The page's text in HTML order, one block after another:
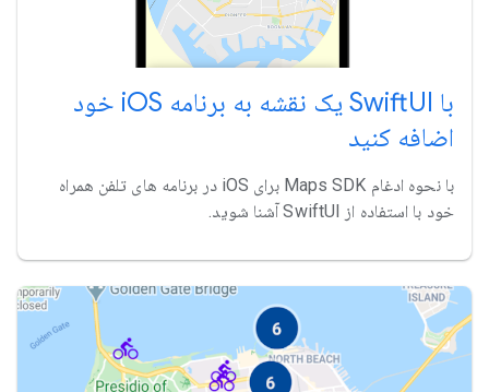
با SwiftUI یک نقشه به برنامه iOS خود
اضافه کنید
با نحوه ادغام Maps SDK برای iOS در برنامه های تلفن همراه
خود با استفاده از SwiftUI آشنا شوید.